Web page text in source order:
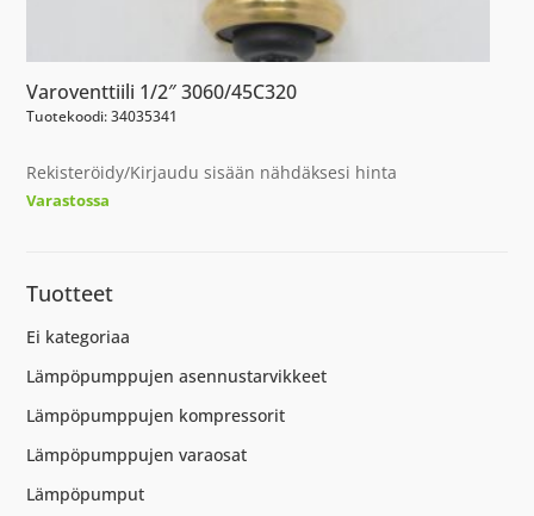
Varoventtiili 1/2″ 3060/45C320
Tuotekoodi: 34035341
Rekisteröidy/Kirjaudu sisään nähdäksesi hinta
Varastossa
Tuotteet
Ei kategoriaa
Lämpöpumppujen asennustarvikkeet
Lämpöpumppujen kompressorit
Lämpöpumppujen varaosat
Lämpöpumput